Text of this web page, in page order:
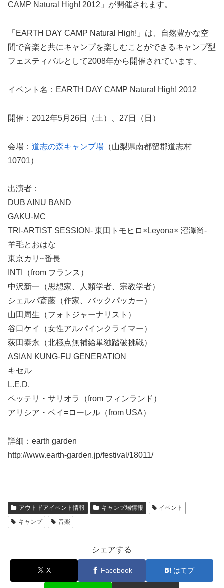
CAMP Natural High! 2012」が開催されます。
「EARTH DAY CAMP Natural High!」は、自然豊かな空
間で音楽と共にキャンプを楽しむことができるキャンプ型
フェスティバルとして2008年から開催されています。
イベント名：EARTH DAY CAMP Natural High! 2012
開催：2012年5月26日（土）、27日（日）
会場： 道志の森キャンプ場 （山梨県南都留郡道志村
10701）
出演者：
DUB AINU BAND
GAKU-MC
TRI-ARTIST SESSION- 東田トモヒロ×Leyona× 沼澤尚-
羊毛とおはな
東京カリ~番長
INTI（from フランス）
中沢新一（思想家、人類学者、宗教学者）
シェルパ斎藤（作家、バックパッカー）
山田周生（フォトジャーナリスト）
谷口ケイ（女性アルパインクライマー）
荻田泰永（北極点無補給単独踏破挑戦）
ASIAN KUNG-FU GENERATION
キセル
L.E.D.
ペッテリ・サリオラ（from フィンランド）
アリシア・ベイ=ローレル（from USA）
詳細：earth garden
http://www.earth-garden.jp/festival/18011/
アウトドアイベント情報 キャンプ場情報
イベント
キャンプ
音楽
シェアする
X Facebook はてブ